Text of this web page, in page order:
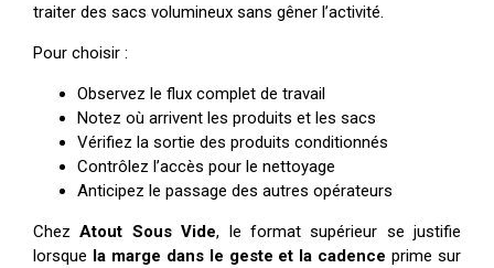
traiter des sacs volumineux sans gêner l’activité.
Pour choisir :
Observez le flux complet de travail
Notez où arrivent les produits et les sacs
Vérifiez la sortie des produits conditionnés
Contrôlez l’accès pour le nettoyage
Anticipez le passage des autres opérateurs
ChezAtout Sous Vide, le format supérieur se justifie
lorsque la marge dans le geste et la cadence prime sur